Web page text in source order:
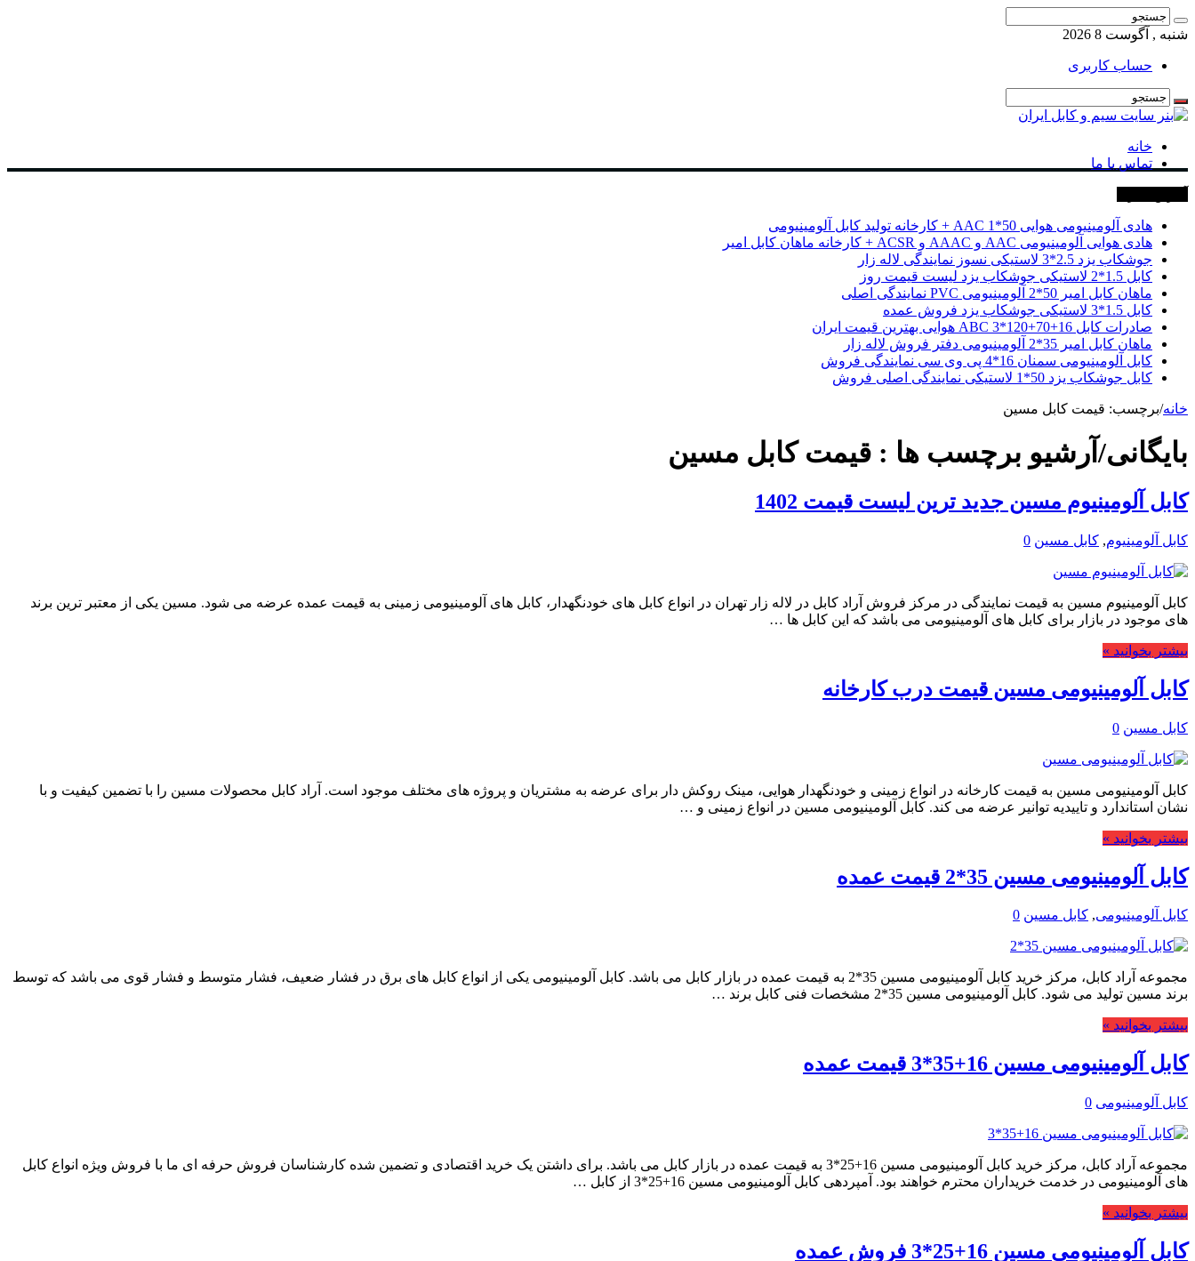
شنبه , آگوست 8 2026
حساب کاربری
خانه
تماس با ما
هادی آلومینیومی هوایی 50*1 AAC + کارخانه تولید کابل آلومینیومی
هادی هوایی آلومینیومی AAC و AAAC و ACSR + کارخانه ماهان کابل امیر
جوشکاب یزد 2.5*3 لاستیکی نسوز نمایندگی لاله زار
کابل 1.5*2 لاستیکی جوشکاب یزد لیست قیمت روز
ماهان کابل امیر 50*2 آلومینیومی PVC نمایندگی اصلی
کابل 1.5*3 لاستیکی جوشکاب یزد فروش عمده
صادرات کابل 16+70+120*3 ABC هوایی بهترین قیمت ایران
ماهان کابل امیر 35*2 آلومینیومی دفتر فروش لاله زار
کابل آلومینیومی سمنان 16*4 پی وی سی نمایندگی فروش
کابل جوشکاب یزد 50*1 لاستیکی نمایندگی اصلی فروش
خانه/برچسب: قیمت کابل مسین
بایگانی/آرشیو برچسب ها : قیمت کابل مسین
کابل آلومینیوم مسین جدید ترین لیست قیمت 1402
کابل آلومینیوم, کابل مسین 0
کابل آلومینیوم مسین به قیمت نمایندگی در مرکز فروش آراد کابل در لاله زار تهران در انواع کابل های خودنگهدار، کابل های آلومینیومی زمینی به قیمت عمده عرضه می شود. مسین یکی از معتبر ترین برند
های موجود در بازار برای کابل های آلومینیومی می باشد که این کابل ها …
بیشتر بخوانید »
کابل آلومینیومی مسین قیمت درب کارخانه
کابل مسین 0
کابل آلومینیومی مسین به قیمت کارخانه در انواع زمینی و خودنگهدار هوایی، مینک روکش دار برای عرضه به مشتریان و پروژه های مختلف موجود است. آراد کابل محصولات مسین را با تضمین کیفیت و با
نشان استاندارد و تاییدیه توانیر عرضه می کند. کابل آلومینیومی مسین در انواع زمینی و …
بیشتر بخوانید »
کابل آلومینیومی مسین 35*2 قیمت عمده
کابل آلومینیومی, کابل مسین 0
مجموعه آراد کابل، مرکز خرید کابل آلومینیومی مسین 35*2 به قیمت عمده در بازار کابل می باشد. کابل آلومینیومی یکی از انواع کابل های برق در فشار ضعیف، فشار متوسط و فشار قوی می باشد که توسط
برند مسین تولید می شود. کابل آلومینیومی مسین 35*2 مشخصات فنی کابل برند …
بیشتر بخوانید »
کابل آلومینیومی مسین 16+35*3 قیمت عمده
کابل آلومینیومی 0
مجموعه آراد کابل، مرکز خرید کابل آلومینیومی مسین 16+25*3 به قیمت عمده در بازار کابل می باشد. برای داشتن یک خرید اقتصادی و تضمین شده کارشناسان فروش حرفه ای ما با فروش ویژه انواع کابل
های آلومینیومی در خدمت خریداران محترم خواهند بود. آمپردهی کابل آلومینیومی مسین 16+25*3 از کابل …
بیشتر بخوانید »
کابل آلومینیومی مسین 16+25*3 فروش عمده